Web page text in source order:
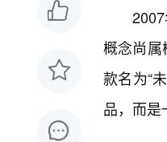
概念尚属
款名为“
品，而是